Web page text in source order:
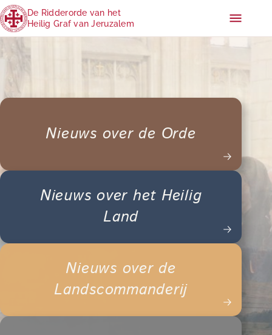
De Ridderorde van het
Heilig Graf van Jeruzalem
Nieuws over de Orde
Nieuws over het Heilig
Land
Nieuws over de
Landscommanderij